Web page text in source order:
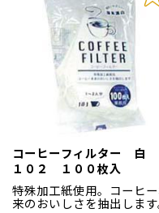
コーヒーフィルター 白
１０２ １００枚入
特殊加工紙使用。コーヒ
来のおいしさを抽出します